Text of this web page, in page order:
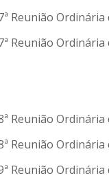
Reunião
Reunião Ordinária
Reunião
Reunião Ordinária
Reunião Ordinária